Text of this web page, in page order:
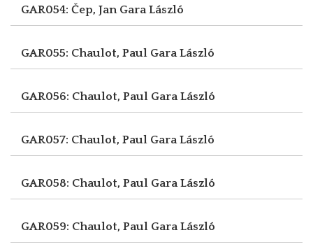
GAR054: Čep, Jan Gara László
GAR055: Chaulot, Paul Gara László
GAR056: Chaulot, Paul Gara László
GAR057: Chaulot, Paul Gara László
GAR058: Chaulot, Paul Gara László
GAR059: Chaulot, Paul Gara László